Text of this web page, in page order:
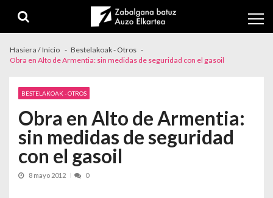
Hasiera / Inicio
Bestelakoak - Otros
Obra en Alto de Armentia: sin medidas de seguridad con el gasoil
BESTELAKOAK - OTROS
Obra en Alto de Armentia:
sin medidas de seguridad
con el gasoil
8 mayo 2012 0